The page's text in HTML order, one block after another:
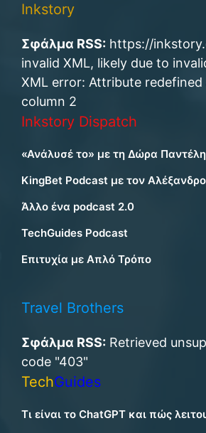
Inkstory
Σφάλμα RSS: https://
invalid XML, likely due to
XML error: Attribute redefined
column 2
Inkstory Dispatch
«Ανάλυσέ το» με τη Δώρα Παντέλη
KingBet Podcast με τον
Άλλο ένα podcast 2.0
TechGuides Podcast
Επιτυχία με Απλό Τρόπο
Travel Brothers
Σφάλμα RSS: Retrieved
code "403"
TechGuides
Τι είναι το ChatGPT και πώς